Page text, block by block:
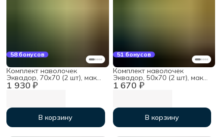
58 бонусов
1 930 ₽
Комплект наволочек
Эквадор, 70х70 (2 шт), мако-
сатин
В корзину
51 бонусов
1 670 ₽
Комплект наволочек
Эквадор, 50х70 (2 шт), мако-
сатин
В корзину